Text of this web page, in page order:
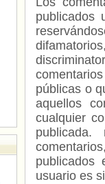
publicados
públicas o
aquellos
cualquier
usuario es